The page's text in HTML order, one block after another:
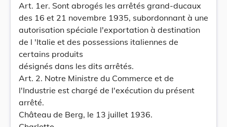
Art. 1er. Sont abrogés les arrêtés grand-ducaux
des 16 et 21 novembre 1935, subordonnant à une
autorisation spéciale l'exportation à destination
de l 'Italie et des possessions italiennes de
certains produits
désignés dans les dits arrêtés.
Art. 2. Notre Ministre du Commerce et de
l'Industrie est chargé de l'exécution du présent
arrêté.
Château de Berg, le 13 juillet 1936.